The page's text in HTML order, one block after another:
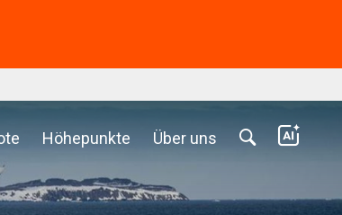
Höhepunkte Über uns